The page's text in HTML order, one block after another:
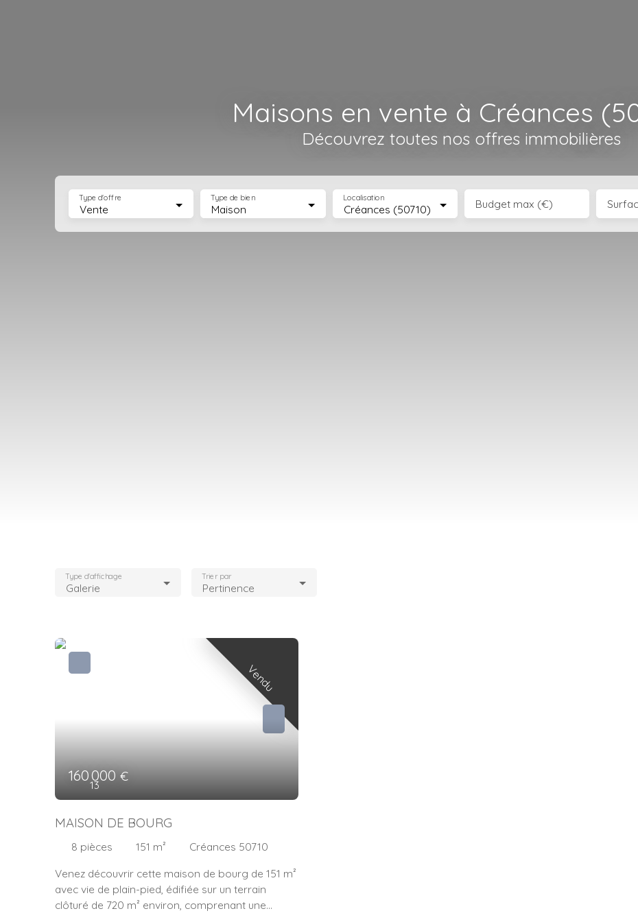
Maisons en vente à Créances
Découvrez toutes nos offres immobilières
Vente
Type d'offre
Maison
Type de bien
Créances (50710)
Localisation Budget max (€)
Galerie
Type d'affichage
Pertinence
Trier par
Vendu
160 000€
13
MAISON DE BOURG
8 pièces 151 m²
Créances 50710
Venez découvrir cette maison de bourg de 151 m²
avec vie de plain-pied, édifiée sur un terrain
clôturé de 720 m² environ, comprenant une